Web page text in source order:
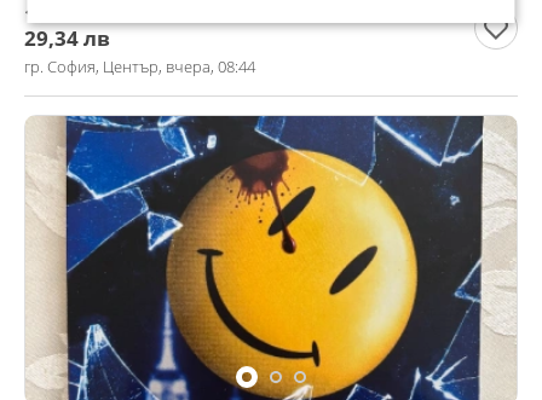
15 €
29,34 лв
гр. София, Център, вчера, 08:44